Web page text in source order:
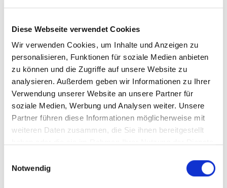
Diese Webseite verwendet Cookies
Wir verwenden Cookies, um Inhalte und Anzeigen zu
personalisieren, Funktionen für soziale Medien anbieten
zu können und die Zugriffe auf unsere Website zu
analysieren. Außerdem geben wir Informationen zu Ihrer
Verwendung unserer Website an unsere Partner für
soziale Medien, Werbung und Analysen weiter. Unsere
Partner führen diese Informationen möglicherweise mit
weiteren Daten zusammen, die Sie ihnen bereitgestellt
Notwendig
hat.
Montageteams installieren die PV-Module und den
Sonnenschutz. Wir arbeiten sauber, sicher und halten
vereinbarte Termine ein – ein Versprechen, das für uns
als regionaler Meisterbetrieb Ehrensache ist.
Inbetriebnahme & Übergabe: Wir begleiten Sie bei der
Anmeldung im Marktstammdatenregister und beim
Netzbetreiber. Erst wenn alles reibungslos läuft und Sie
Ihre eigene App zur Stromüberwachung verstehen, ist
unsere Arbeit getan.
FAQ: EXPERTEN-ANTWORTEN FÜR BARSINGHAUSEN